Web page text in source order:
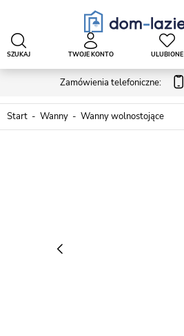
Zamówienia telefoniczne:
SZUKAJ TWOJE KONTO ULUBIONE
Start Wanny Wanny wolnostojące